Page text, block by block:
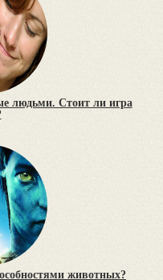
людьми. Стоит ли игра
животных?